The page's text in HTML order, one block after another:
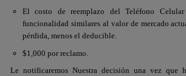
El costo de reemplazo del Teléfono
funcionalidad similares al valor de mercado
pérdida, menos el deducible.
$1,000 por reclamo.
Le notificaremos Nuestra decisión una vez que